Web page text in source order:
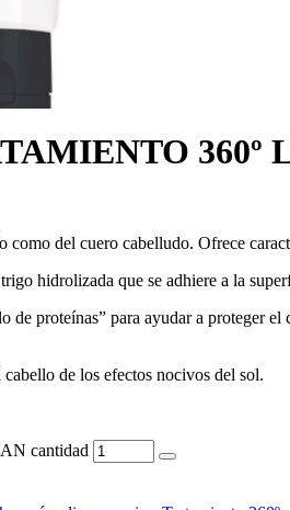
360º
como del cuero cabelludo. Ofrece
hidrolizada que se adhiere a la
de proteínas” para ayudar a proteger
de los efectos nocivos del sol.
cantidad